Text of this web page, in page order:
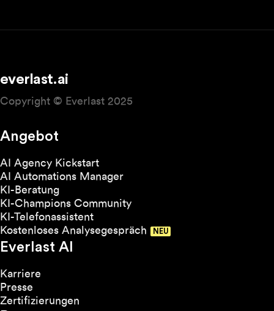
everlast.ai
Copyright © Everlast 2025
Angebot
AI Agency Kickstart
AI Automations Manager
KI-Beratung
KI-Champions Community
KI-Telefonassistent
Kostenloses Analysegespräch
Everlast AI
Karriere
Presse
Zertifizierungen